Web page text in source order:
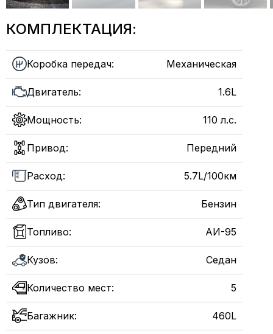
КОМПЛЕКТАЦИЯ:
Коробка передач: Механическая
Двигатель: 1.6L
Мощность: 110 л.с.
Привод: Передний
Расход: 5.7L/100км
Тип двигателя: Бензин
Топливо: АИ-95
Кузов: Седан
Количество мест: 5
Багажник: 460L